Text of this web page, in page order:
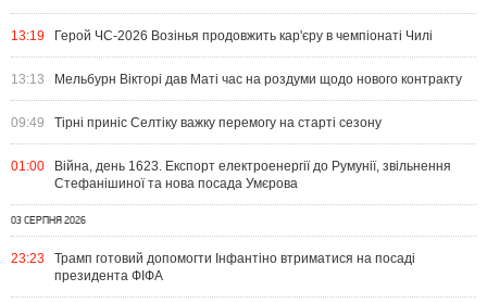
13:19 Герой ЧС-2026 Возінья продовжить кар'єру в чемпіонаті Чилі
13:13 Мельбурн Вікторі дав Маті час на роздуми щодо нового контракту
09:49 Тірні приніс Селтіку важку перемогу на старті сезону
01:00
Війна, день 1623. Експорт електроенергії до Румунії, звільнення
Стефанішиної та нова посада Умєрова
03 СЕРПНЯ 2026
23:23
Трамп готовий допомогти Інфантіно втриматися на посаді
президента ФІФА